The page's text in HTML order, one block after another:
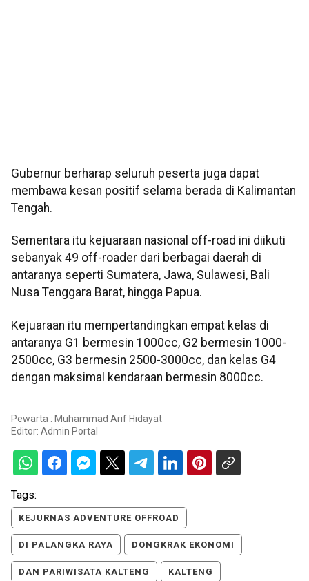
Gubernur berharap seluruh peserta juga dapat
membawa kesan positif selama berada di Kalimantan
Tengah.
Sementara itu kejuaraan nasional off-road ini diikuti
sebanyak 49 off-roader dari berbagai daerah di
antaranya seperti Sumatera, Jawa, Sulawesi, Bali
Nusa Tenggara Barat, hingga Papua.
Kejuaraan itu mempertandingkan empat kelas di
antaranya G1 bermesin 1000cc, G2 bermesin 1000-
2500cc, G3 bermesin 2500-3000cc, dan kelas G4
dengan maksimal kendaraan bermesin 8000cc.
Pewarta : Muhammad Arif Hidayat
Editor: Admin Portal
Tags:
KEJURNAS ADVENTURE OFFROAD
DI PALANGKA RAYA DONGKRAK EKONOMI
DAN PARIWISATA KALTENG KALTENG